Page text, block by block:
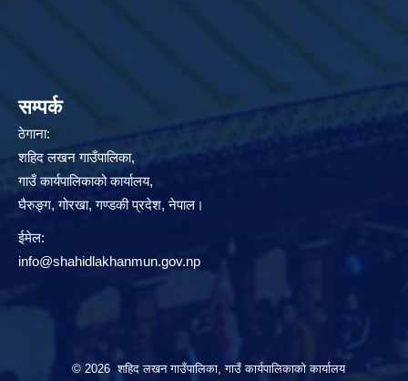
सम्पर्क
ठेगाना:
शहिद लखन गाउँपालिका,
गाउँ कार्यपालिकाको कार्यालय,
घैरुङ्ग, गोरखा, गण्डकी प्रदेश, नेपाल।
ईमेल:
info@shahidlakhanmun.gov.np
© 2026 शहिद लखन गाउँपालिका, गाउँ कार्यपालिकाको कार्यालय